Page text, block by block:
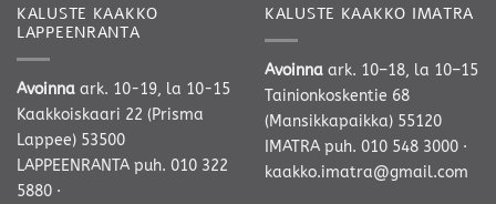
KALUSTE KAAKKO
LAPPEENRANTA
Avoinna ark. 10-19, la 10-15
Kaakkoiskaari 22 (Prisma
Lappee) 53500
LAPPEENRANTA puh. 010 322
5880 ·
KALUSTE KAAKKO IMATRA
Avoinna ark. 10–18, la 10–15
Tainionkoskentie 68
(Mansikkapaikka) 55120
IMATRA puh. 010 548 3000 ·
kaakko.imatra@gmail.com